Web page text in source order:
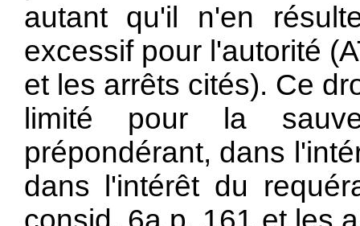
autant qu'il n'en
excessif pour l'autorité
et les arrêts cités). Ce
limité pour la
prépondérant, dans
dans l'intérêt du